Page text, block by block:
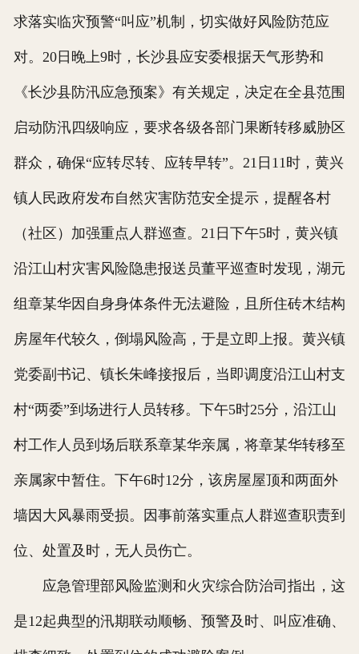
求落实临灾预警“叫应”机制，切实做好风险防范应
对。20日晚上9时，长沙县应安委根据天气形势和
《长沙县防汛应急预案》有关规定，决定在全县范围
启动防汛四级响应，要求各级各部门果断转移威胁区
群众，确保“应转尽转、应转早转”。21日11时，黄兴
镇人民政府发布自然灾害防范安全提示，提醒各村
（社区）加强重点人群巡查。21日下午5时，黄兴镇
沿江山村灾害风险隐患报送员董平巡查时发现，湖元
组章某华因自身身体条件无法避险，且所住砖木结构
房屋年代较久，倒塌风险高，于是立即上报。黄兴镇
党委副书记、镇长朱峰接报后，当即调度沿江山村支
村“两委”到场进行人员转移。下午5时25分，沿江山
村工作人员到场后联系章某华亲属，将章某华转移至
亲属家中暂住。下午6时12分，该房屋屋顶和两面外
墙因大风暴雨受损。因事前落实重点人群巡查职责到
位、处置及时，无人员伤亡。
应急管理部风险监测和火灾综合防治司指出，这
是12起典型的汛期联动顺畅、预警及时、叫应准确、